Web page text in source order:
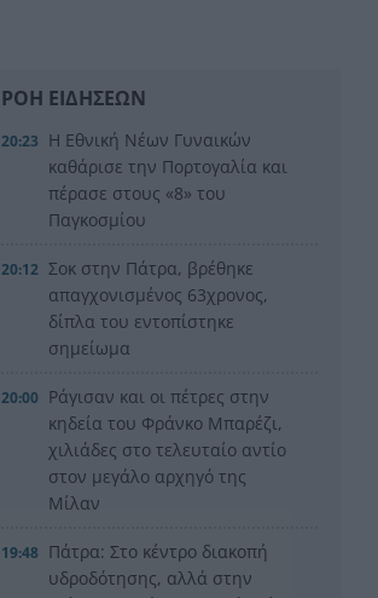
ΡΟΗ ΕΙΔΗΣΕΩΝ
20:23 H Εθνική Νέων Γυναικών
καθάρισε την Πορτογαλία και
πέρασε στους «8» του
Παγκοσμίου
20:12 Σοκ στην Πάτρα, βρέθηκε
απαγχονισμένος 63χρονος,
δίπλα του εντοπίστηκε
σημείωμα
20:00 Ράγισαν και οι πέτρες στην
κηδεία του Φράνκο Μπαρέζι,
χιλιάδες στο τελευταίο αντίο
στον μεγάλο αρχηγό της
Μίλαν
19:48 Πάτρα: Στο κέντρο διακοπή
υδροδότησης, αλλά στην